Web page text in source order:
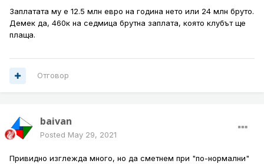
Заплатата му е 12.5 млн евро на година нето или 24 млн бруто.
Демек да, 460к на седмица брутна заплата, която клубът ще
плаща.
Отговор
baivan
Posted May 29, 2021
Привидно изглежда много, но да сметнем при "по-нормални"